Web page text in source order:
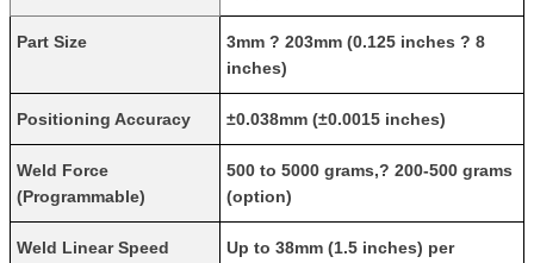
Part Size
3mm ? 203mm (0.125 inches ? 8
inches)
Positioning Accuracy ±0.038mm (±0.0015 inches)
Weld Force
(Programmable)
500 to 5000 grams,? 200-500 grams
(option)
Weld Linear Speed
Up to 38mm (1.5 inches) per